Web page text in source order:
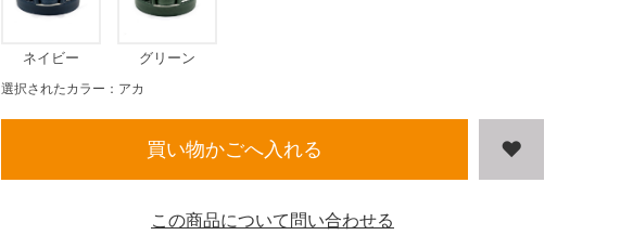
ネイビー グリーン
選択されたカラー：アカ
買い物かごへ入れる
この商品について問い合わせる